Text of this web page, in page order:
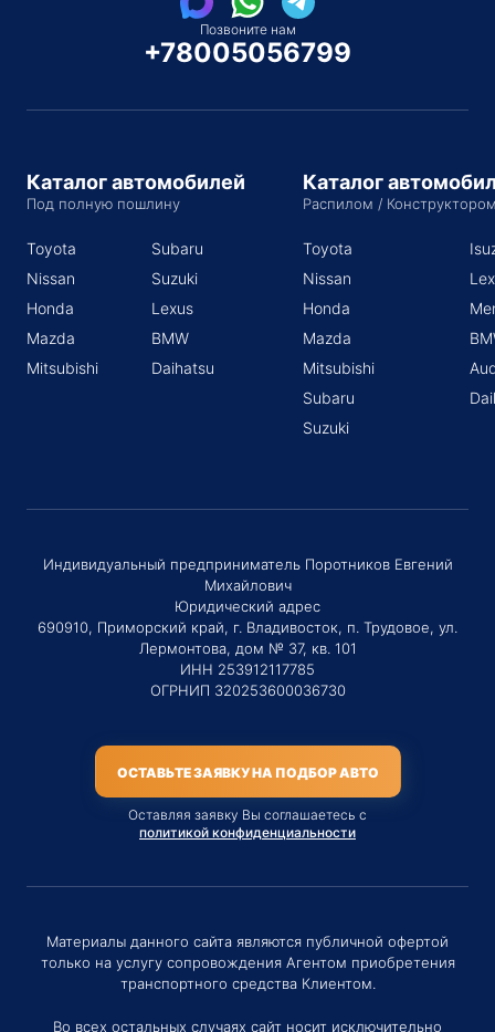
Позвоните нам
+78005056799
Каталог автомобилей
Под полную пошлину
Toyota
Nissan
Honda
Mazda
Mitsubishi
Subaru
Suzuki
Lexus
BMW
Daihatsu
Каталог
Распилом /
Toyota
Nissan
Honda
Mazda
Mitsubishi
Subaru
Suzuki
Индивидуальный предприниматель Поротников Евгений
Михайлович
Юридический адрес
690910, Приморский край, г. Владивосток, п. Трудовое, ул.
Лермонтова, дом № 37, кв. 101
ИНН 253912117785
ОГРНИП 320253600036730
ОСТАВЬТЕ ЗАЯВКУ НА ПОДБОР АВТО
Оставляя заявку Вы соглашаетесь с
политикой конфиденциальности
Материалы данного сайта являются публичной офертой
только на услугу сопровождения Агентом приобретения
транспортного средства Клиентом.
Во всех остальных случаях сайт носит исключительно